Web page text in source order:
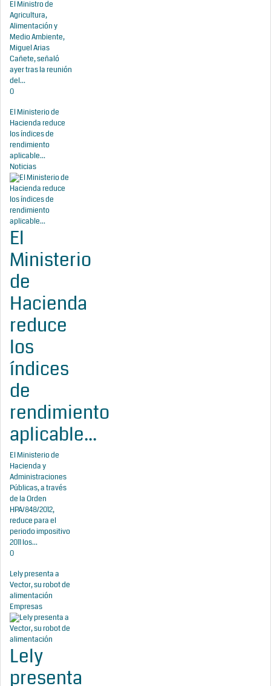
El Ministro de
Agricultura,
Alimentación y
Medio Ambiente,
Miguel Arias
Cañete, señaló
ayer tras la reunión
del...
0
El Ministerio de
Hacienda reduce
los índices de
rendimiento
aplicable...
Noticias
El
Ministerio
de
Hacienda
reduce
los
índices
de
rendimiento
aplicable...
El Ministerio de
Hacienda y
Administraciones
Públicas, a través
de la Orden
HPA/848/2012,
reduce para el
periodo impositivo
2011 los...
0
Lely presenta a
Vector, su robot de
alimentación
Empresas
Lely
presenta